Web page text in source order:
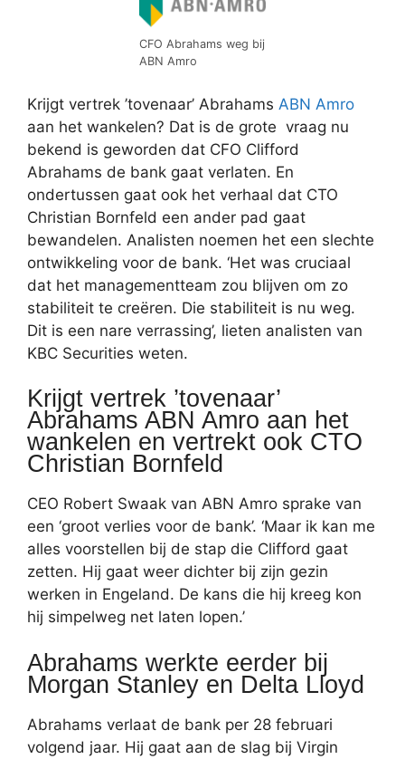
CFO Abrahams weg bij
ABN Amro
Krijgt vertrek ’tovenaar’ Abrahams ABN Amro
aan het wankelen? Dat is de grote vraag nu
bekend is geworden dat CFO Clifford
Abrahams de bank gaat verlaten. En
ondertussen gaat ook het verhaal dat CTO
Christian Bornfeld een ander pad gaat
bewandelen. Analisten noemen het een slechte
ontwikkeling voor de bank. ‘Het was cruciaal
dat het managementteam zou blijven om zo
stabiliteit te creëren. Die stabiliteit is nu weg.
Dit is een nare verrassing’, lieten analisten van
KBC Securities weten.
Krijgt vertrek ’tovenaar’
Abrahams ABN Amro aan het
wankelen en vertrekt ook CTO
Christian Bornfeld
CEO Robert Swaak van ABN Amro sprake van
een ‘groot verlies voor de bank’. ‘Maar ik kan me
alles voorstellen bij de stap die Clifford gaat
zetten. Hij gaat weer dichter bij zijn gezin
werken in Engeland. De kans die hij kreeg kon
hij simpelweg net laten lopen.’
Abrahams werkte eerder bij
Morgan Stanley en Delta Lloyd
Abrahams verlaat de bank per 28 februari
volgend jaar. Hij gaat aan de slag bij Virgin